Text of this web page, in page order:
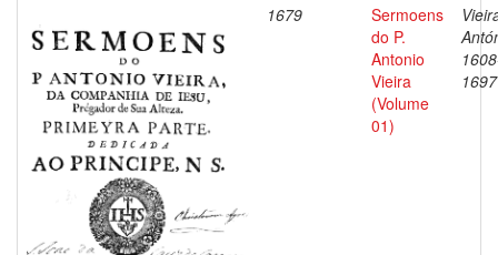
1679
Sermoens
do P.
Antonio
Vieira
(Volume
01)
1697